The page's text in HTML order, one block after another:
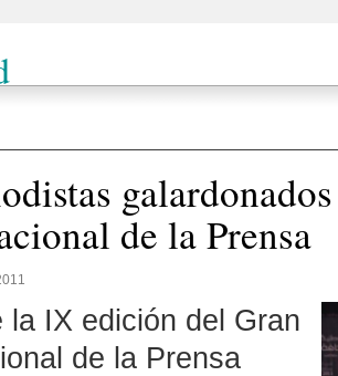
de la Prensa
la IX edición del Gran
de la Prensa